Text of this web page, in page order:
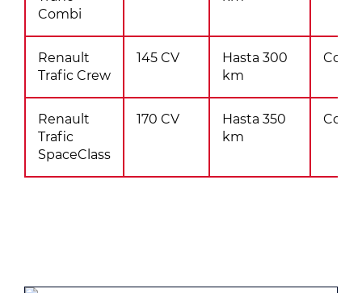
Combi
Renault
Trafic Crew
145 CV
Hasta 300
km
Renault
Trafic
SpaceClass
170 CV
Hasta 350
km